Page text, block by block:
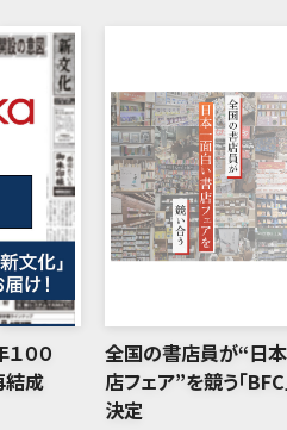
００
結成
全国の書店員が“日
店フェア”を競う「
決定